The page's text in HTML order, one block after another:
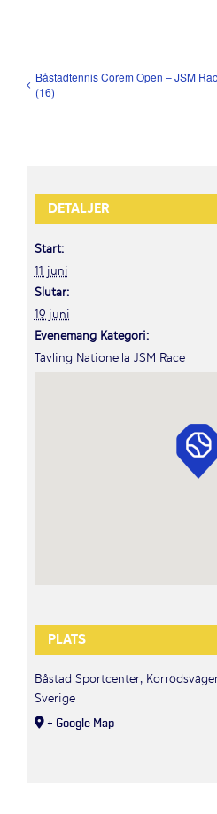
Båstadtennis Corem Open – JSM
(16)
DETALJER
Start:
11 juni
Slutar:
19 juni
Evenemang Kategori:
Tävling Nationella JSM Race
PLATS
Båstad Sportcenter,
Sverige
+ Google Map